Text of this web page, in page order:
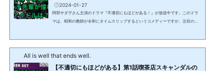
2024-01-27
阿部サダヲさん主演のドラマ『不適切にもほどがある！』が放送中です。このドラ
マは、昭和の教師が令和にタイムスリップするというコメディーですが、注目のキ
やセリフから、その元ネタを探ってみました。この記事を読めば、『不適切にもほ
All is well that ends well.
【不適切にもほどがある】第1話喫茶店スキャンダルの